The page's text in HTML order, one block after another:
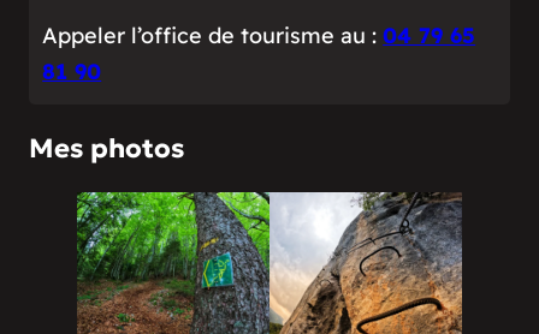
Appeler l’office de tourisme au :04 79 65
81 90
Mes photos